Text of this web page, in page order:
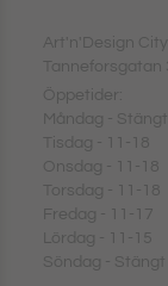
Art'n'Design City
Tanneforsgatan
Öppetider:
Måndag - Stängt
Tisdag - 11-18
Onsdag - 11-18
Torsdag - 11-18
Fredag - 11-17
Lördag - 11-15
Söndag - Stängt